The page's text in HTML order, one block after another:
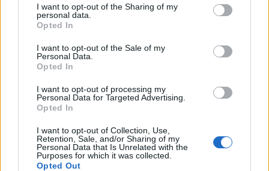
I want to opt-out of the Sharing of my
personal data.
Opted In
I want to opt-out of the Sale of my
Personal Data.
Opted In
I want to opt-out of processing my
Personal Data for Targeted Advertising.
Opted In
I want to opt-out of Collection, Use,
Retention, Sale, and/or Sharing of my
Personal Data that Is Unrelated with the
Purposes for which it was collected.
Opted Out
ΔΡΑΣΕΙΣ
Συγκέντρωση αλληλεγγύης στον
Παλαιστινιακό λαό στη
Την Κυριακή 9 Αυγούστου, στις
19:30, μπροστά από το κεντρικό
κτήριο της Περιφέρειας Βορείου
ΒΟΡΕΙΟ ΑΙΓΑΙΟ
Συλλήψεις και στη Λήμνο για
μουσική στα καταστήματα
Συνελήφθη εργαζόμενος και
κατασχέθηκε ενισχυτής ήχου